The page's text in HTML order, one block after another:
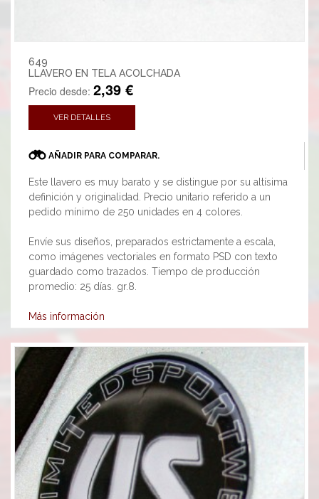
649
LLAVERO EN TELA ACOLCHADA
Precio desde: 2,39 €
VER DETALLES
AÑADIR PARA COMPARAR.
Este llavero es muy barato y se distingue por su altísima
definición y originalidad. Precio unitario referido a un
pedido mínimo de 250 unidades en 4 colores.
Envíe sus diseños, preparados estrictamente a escala,
como imágenes vectoriales en formato PSD con texto
guardado como trazados. Tiempo de producción
promedio: 25 días. gr.8.
Más información